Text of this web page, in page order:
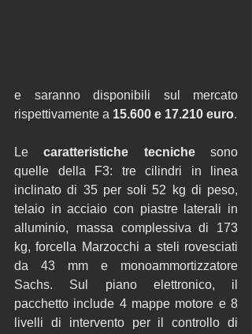
e saranno disponibili sul mercato
rispettivamente a 15.600 e 17.210 euro
Le caratteristiche tecniche sono
quelle della F3: tre cilindri in linea
inclinato di 35 per soli 52 kg di peso,
telaio in acciaio con piastre laterali in
alluminio, massa complessiva di 173
kg, forcella Marzocchi a steli rovesciati
da 43 mm e monoammortizzatore
Sachs. Sul piano elettronico, il
pacchetto include 4 mappe motore e 8
livelli di intervento per il controllo di